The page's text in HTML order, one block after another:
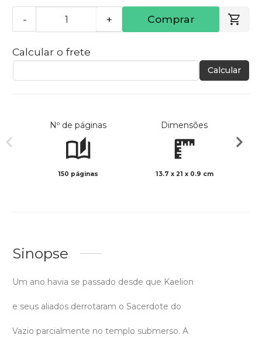
- + Comprar
Calcular o frete
Calcular
Nº de páginas
150 páginas
Dimensões
13.7 x 21 x 0.9 cm
Sinopse
Um ano havia se passado desde que Kaelion
e seus aliados derrotaram o Sacerdote do
Vazio parcialmente no templo submerso. A